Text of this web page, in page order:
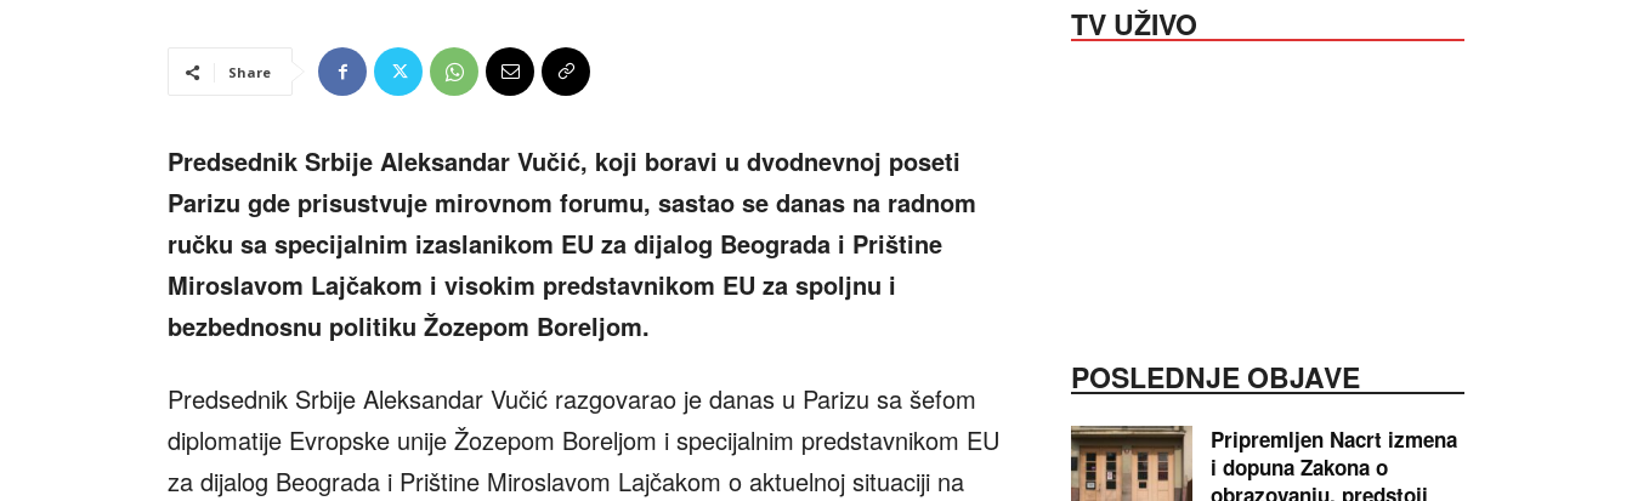
Share
Predsednik Srbije Aleksandar Vučić, koji boravi u dvodnevnoj poseti
Parizu gde prisustvuje mirovnom forumu, sastao se danas na radnom
ručku sa specijalnim izaslanikom EU za dijalog Beograda i Prištine
Miroslavom Lajčakom i visokim predstavnikom EU za spoljnu i
bezbednosnu politiku Žozepom Boreljom.
Predsednik Srbije Aleksandar Vučić razgovarao je danas u Parizu sa šefom
diplomatije Evropske unije Žozepom Boreljom i specijalnim predstavnikom EU
za dijalog Beograda i Prištine Miroslavom Lajčakom o aktuelnoj situaciji na
TV UŽIVO
POSLEDNJE OBJAVE
Pripremljen Nacrt izmena
i dopuna Zakona o
obrazovanju, predstoji